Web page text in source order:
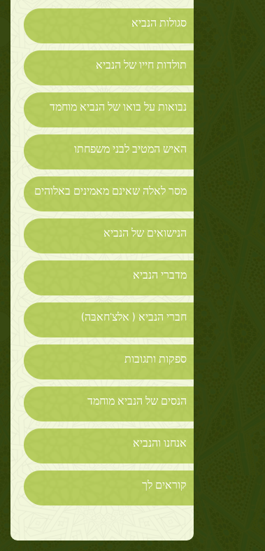
סגולות הנביא
תולדות חייו של הנביא
נבואות על בואו של הנביא מוחמד
האיש המטיב לבני משפחתו
מסר לאלה שאינם מאמינים באלוהים
הנישואים של הנביא
מדברי הנביא
חברי הנביא ( אלצ'חאבּה)
ספקות ותגובות
הנסים של הנביא מוחמד
אנחנו והנביא
קוראים לך